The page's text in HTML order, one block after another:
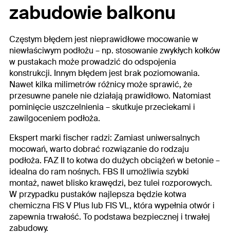
zabudowie balkonu
Częstym błędem jest nieprawidłowe mocowanie w
niewłaściwym podłożu – np. stosowanie zwykłych kołków
w pustakach może prowadzić do odspojenia
konstrukcji. Innym błędem jest brak poziomowania.
Nawet kilka milimetrów różnicy może sprawić, że
przesuwne panele nie działają prawidłowo. Natomiast
pominięcie uszczelnienia – skutkuje przeciekami i
zawilgoceniem podłoża.
Ekspert marki fischer radzi: Zamiast uniwersalnych
mocowań, warto dobrać rozwiązanie do rodzaju
podłoża. FAZ II to kotwa do dużych obciążeń w betonie –
idealna do ram nośnych. FBS II umożliwia szybki
montaż, nawet blisko krawędzi, bez tulei rozporowych.
W przypadku pustaków najlepsza będzie kotwa
chemiczna FIS V Plus lub FIS VL, która wypełnia otwór i
zapewnia trwałość. To podstawa bezpiecznej i trwałej
zabudowy.